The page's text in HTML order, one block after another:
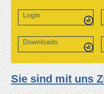
Login
Downloads
Sie sind mit uns